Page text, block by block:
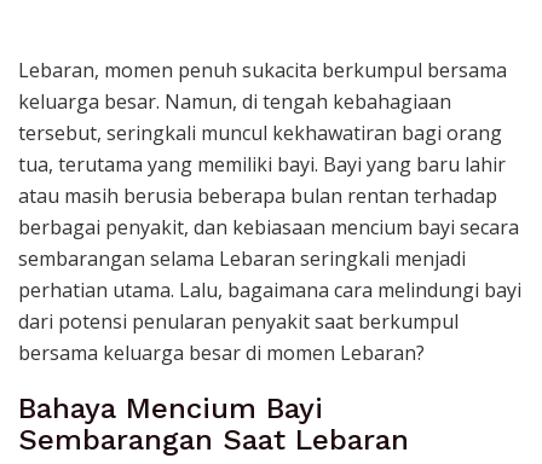
Lebaran, momen penuh sukacita berkumpul bersama
keluarga besar. Namun, di tengah kebahagiaan
tersebut, seringkali muncul kekhawatiran bagi orang
tua, terutama yang memiliki bayi. Bayi yang baru lahir
atau masih berusia beberapa bulan rentan terhadap
berbagai penyakit, dan kebiasaan mencium bayi secara
sembarangan selama Lebaran seringkali menjadi
perhatian utama. Lalu, bagaimana cara melindungi bayi
dari potensi penularan penyakit saat berkumpul
bersama keluarga besar di momen Lebaran?
Bahaya Mencium Bayi
Sembarangan Saat Lebaran